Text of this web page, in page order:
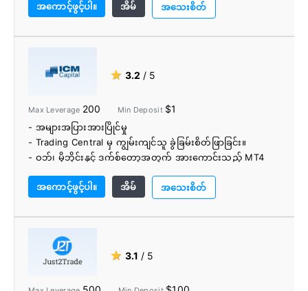
- 0.0 pips မှ ကုန်ကြမ်းတင်းကျပ်စွာ ပျံ့နှံ့မှုနှင့်အတူ ECN စျေး
- Equinix ဆာဗာများမှတဆင့် လျင်မြန်စွာ လုပ်ဆောင်ခြင်း။
- ကော်မရှင်အခမဲ့အကောင့်များ
- အခကြေးငွေမယူဘဲ အပ်ငွေ/ငွေထုတ်နည်းများစွာ
- လှုပ်ရှားမှုအခကြေးငွေမရှိပါ။
- အစ္စလာမ့်ဖလှယ်မှုအခမဲ့အကောင့်များ
- ကူးသန်းရောင်းဝယ်ရေးနှင့် autotrade
- ပညာရေးဆိုင်ရာကုန်သည်များဗဟို
စွာ
အကောင့်ဖွင့်ပါ။ အိမ် အသေးစိတ်
★ 3.2 / 5
Max Leverage 200 Min Deposit $1
- အများအပြားအားပြိုင်မှု
- Trading Central မှ ကျွမ်းကျင်သူ ခွဲခြမ်းစိတ်ဖြာခြင်း။
- ဝဘ်၊ မိုဘိုင်းနှင့် ဒက်စ်တော့အတွက် အားကောင်းသည့် MT4
အကောင့်ဖွင့်ပါ။
အိမ် အသေးစိတ်
★ 3.1 / 5